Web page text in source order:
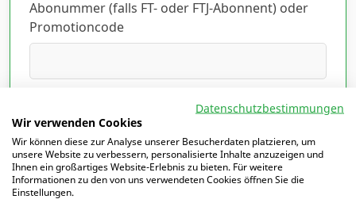
Abonummer (falls FT- oder FTJ-Abonnent) oder
Promotioncode
Ich habe die Datenschutzerklärung gelesen
und akzeptiert.Hier lesen
Datenschutzbestimmungen
Wir verwenden Cookies
Wir können diese zur Analyse unserer Besucherdaten platzieren, um
unsere Website zu verbessern, personalisierte Inhalte anzuzeigen und
Ihnen ein großartiges Website-Erlebnis zu bieten. Für weitere
Informationen zu den von uns verwendeten Cookies öffnen Sie die
Einstellungen.